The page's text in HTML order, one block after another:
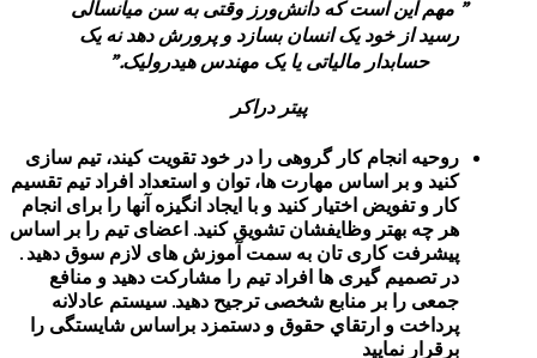
است که دانش‌ورز وقتی به سن میانسالی
خود یک انسان بسازد و پرورش دهد نه یک
مالیاتی یا یک مهندس هیدرولیک.”
کار گروهی را در خود تقویت کیند، تیم سازی
اساس مهارت ها، توان و استعداد افراد تیم تقسیم
اختیار کنید و با ایجاد انگیزه آنها را برای انجام
وظایفشان تشویق کنید. اعضای تیم را بر اساس
کاری تان به سمت آموزش های لازم سوق دهید .
گیری ها افراد تیم را مشارکت دهید و منافع
بر منابع شخصی ترجیح دهید. سیستم عادلانه
و ارتقاي حقوق و دستمزد براساس شایستگی را